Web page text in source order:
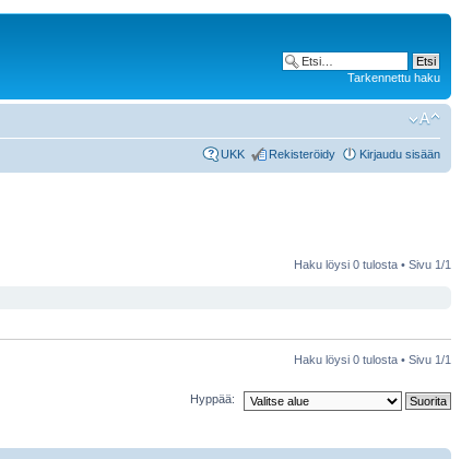
Tarkennettu haku
UKK Rekisteröidy Kirjaudu sisään
Haku löysi 0 tulosta • Sivu 1/1
Haku löysi 0 tulosta • Sivu 1/1
Hyppää: